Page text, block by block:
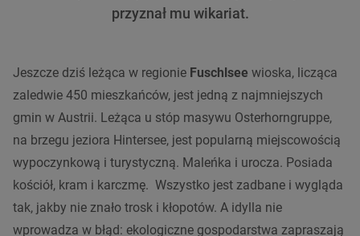
przyznał mu wikariat.
Jeszcze dziś leżąca w regionie Fuschlsee wioska, licząca
zaledwie 450 mieszkańców, jest jedną z najmniejszych
gmin w Austrii. Leżąca u stóp masywu Osterhorngruppe,
na brzegu jeziora Hintersee, jest popularną miejscowością
wypoczynkową i turystyczną. Maleńka i urocza. Posiada
kościół, kram i karczmę. Wszystko jest zadbane i wygląda
tak, jakby nie znało trosk i kłopotów. A idylla nie
wprowadza w błąd: ekologiczne gospodarstwa zapraszają